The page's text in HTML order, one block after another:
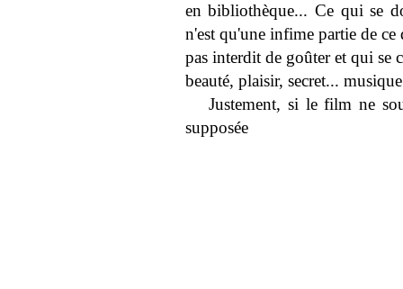
en bibliothèque... Ce qui se
n'est qu'une infime partie de
pas interdit de goûter et qui se
beauté, plaisir, secret...
Justement, si le film ne
supposée